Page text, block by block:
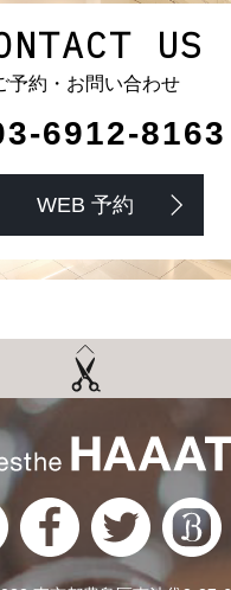
US
予約・お問い合わせ
6912-8163
WEB 予約